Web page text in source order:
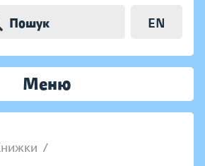
Пошук EN
Меню
/